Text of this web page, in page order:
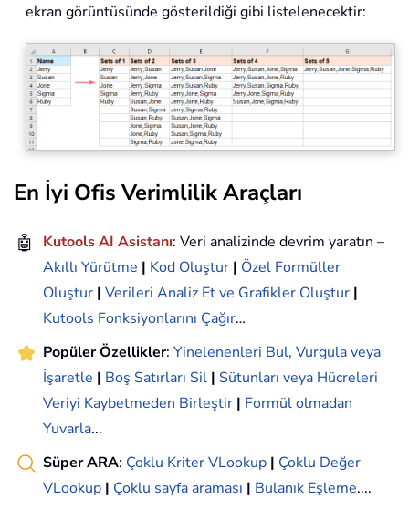
End
If
Next
End
Sub
ekran görüntüsünde gösterildiği gibi listelenecektir:
En İyi Ofis Verimlilik Araçları
🤖 Kutools AI Asistanı: Veri analizinde devrim yaratın –
Akıllı Yürütme | Kod Oluştur | Özel Formüller
Oluştur | Verileri Analiz Et ve Grafikler Oluştur |
Kutools Fonksiyonlarını Çağır…
Popüler Özellikler: Yinelenenleri Bul, Vurgula veya
İşaretle | Boş Satırları Sil | Sütunları veya Hücreleri
Veriyi Kaybetmeden Birleştir | Formül olmadan
Yuvarla...
Süper ARA: Çoklu Kriter VLookup | Çoklu Değer
VLookup | Çoklu sayfa araması | Bulanık Eşleme....